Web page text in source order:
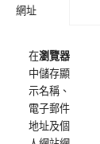
網址
在瀏覽器
中儲存顯
示名稱、
電子郵件
地址及個